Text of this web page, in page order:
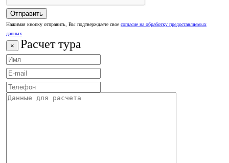
Нажимая кнопку отправить, Вы подтверждаете свое согласие на обработку предоставляемых
данных
× Расчет тура